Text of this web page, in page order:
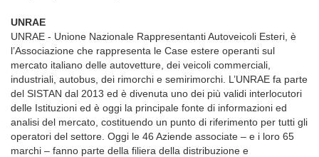
UNRAE
UNRAE - Unione Nazionale Rappresentanti Autoveicoli Esteri, è
l’Associazione che rappresenta le Case estere operanti sul
mercato italiano delle autovetture, dei veicoli commerciali,
industriali, autobus, dei rimorchi e semirimorchi. L’UNRAE fa parte
del SISTAN dal 2013 ed è divenuta uno dei più validi interlocutori
delle Istituzioni ed è oggi la principale fonte di informazioni ed
analisi del mercato, costituendo un punto di riferimento per tutti gli
operatori del settore. Oggi le 46 Aziende associate – e i loro 65
marchi – fanno parte della filiera della distribuzione e